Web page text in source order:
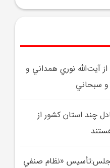
آيت‌الله نوري همداني و
و سبحاني
چند استان‌ کشور از
«نظام صنفي